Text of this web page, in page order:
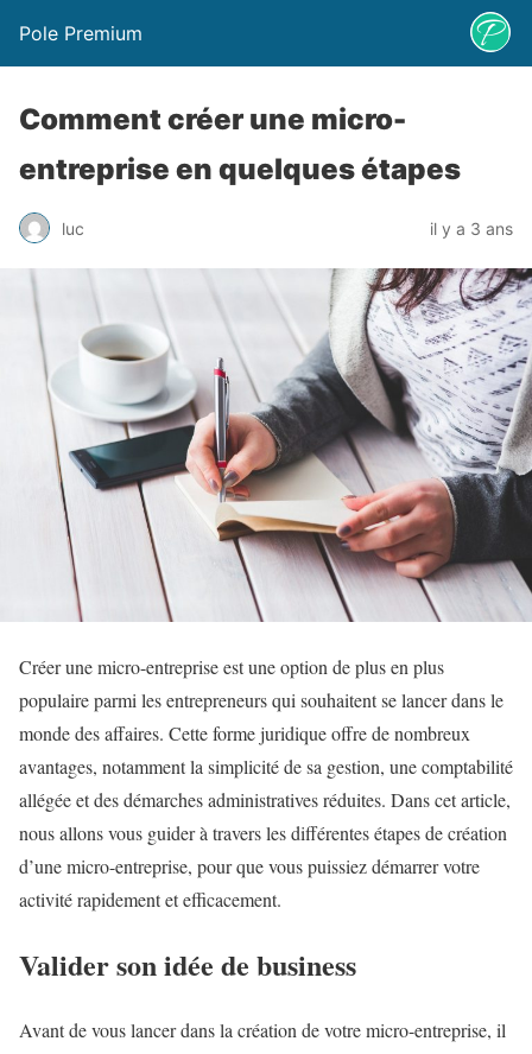
Pole Premium
Comment créer une micro-
entreprise en quelques étapes
luc il y a 3 ans
Créer une micro-entreprise est une option de plus en plus
populaire parmi les entrepreneurs qui souhaitent se lancer dans le
monde des affaires. Cette forme juridique offre de nombreux
avantages, notamment la simplicité de sa gestion, une comptabilité
allégée et des démarches administratives réduites. Dans cet article,
nous allons vous guider à travers les différentes étapes de création
d’une micro-entreprise, pour que vous puissiez démarrer votre
activité rapidement et efficacement.
Valider son idée de business
Avant de vous lancer dans la création de votre micro-entreprise, il